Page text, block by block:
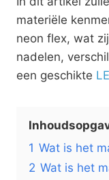
materiële
neon flex, wat
nadelen,
een geschikte
1 Wat is het
2 Wat is het